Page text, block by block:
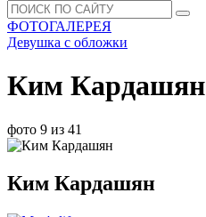
ФОТОГАЛЕРЕЯ
Девушка с обложки
Ким Кардашян
фото 9 из 41
Ким Кардашян